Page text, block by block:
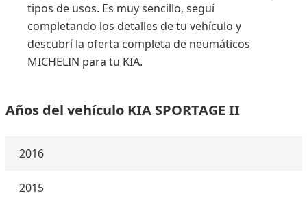
tipos de usos. Es muy sencillo, seguí
completando los detalles de tu vehículo y
descubrí la oferta completa de neumáticos
MICHELIN para tu KIA.
Años del vehículo KIA SPORTAGE II
2016
2015